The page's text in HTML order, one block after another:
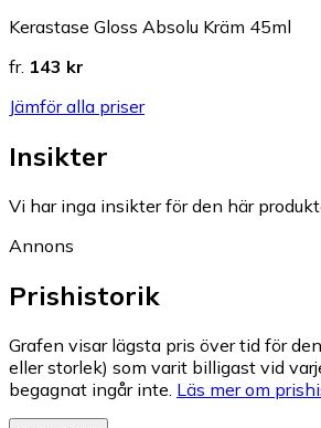
Kerastase Gloss Absolu Kräm 45ml
fr. 143 kr
Jämför alla priser
Insikter
Vi har inga insikter för den här
Annons
Prishistorik
Grafen visar lägsta pris över tid för
eller storlek) som varit billigast vid
begagnat ingår inte. Läs mer om